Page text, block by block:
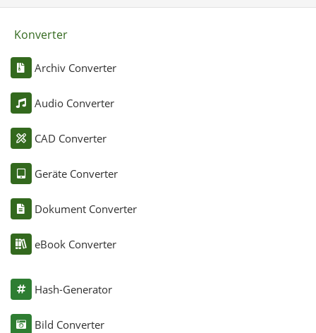
Konverter
Archiv Converter
Audio Converter
CAD Converter
Geräte Converter
Dokument Converter
eBook Converter
Hash-Generator
Bild Converter